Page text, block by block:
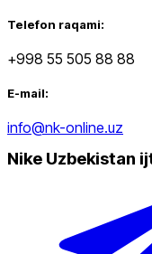
Telefon raqami:
+998 55 505 88 88
E-mail:
info@nk-online.uz
Nike Uzbekistan